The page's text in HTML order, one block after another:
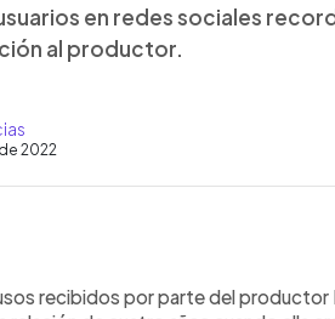
en redes sociales
al productor.
2022
recibidos por parte del productor